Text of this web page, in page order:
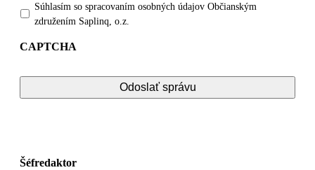
Súhlasím so spracovaním osobných údajov Občianským
združením Saplinq, o.z.
CAPTCHA
Šéfredaktor